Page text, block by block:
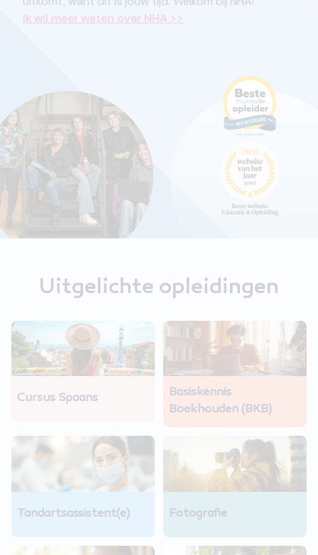
Ik wil meer weten over NHA >>
Uitgelichte opleidingen
Cursus Spaans
Basiskennis
Boekhouden (BKB)
Tandartsassistent(e) Fotografie